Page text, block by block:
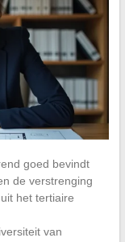
goed bevindt
de verstrenging
het tertiaire
van